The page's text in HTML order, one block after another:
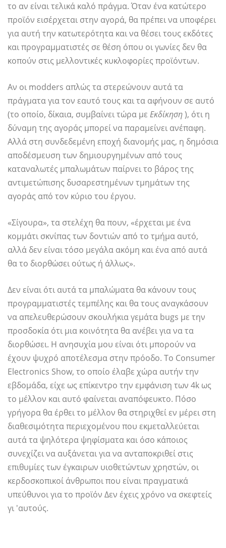
το αν είναι τελικά καλό πράγμα. Όταν ένα κατώτερο
προϊόν εισέρχεται στην αγορά, θα πρέπει να υποφέρει
για αυτή την κατωτερότητα και να θέσει τους εκδότες
και προγραμματιστές σε θέση όπου οι γωνίες δεν θα
κοπούν στις μελλοντικές κυκλοφορίες προϊόντων.
Αν οι modders απλώς τα στερεώνουν αυτά τα
πράγματα για τον εαυτό τους και τα αφήνουν σε αυτό
(το οποίο, δίκαια, συμβαίνει τώρα με Εκδίκηση), ότι η
δύναμη της αγοράς μπορεί να παραμείνει ανέπαφη.
Αλλά στη συνδεδεμένη εποχή διανομής μας, η δημόσια
αποδέσμευση των δημιουργημένων από τους
καταναλωτές μπαλωμάτων παίρνει το βάρος της
αντιμετώπισης δυσαρεστημένων τμημάτων της
αγοράς από τον κύριο του έργου.
«Σίγουρα», τα στελέχη θα πουν, «έρχεται με ένα
κομμάτι σκνίπας των δοντιών από το τμήμα αυτό,
αλλά δεν είναι τόσο μεγάλα ακόμη και ένα από αυτά
θα το διορθώσει ούτως ή άλλως».
Δεν είναι ότι αυτά τα μπαλώματα θα κάνουν τους
προγραμματιστές τεμπέλης και θα τους αναγκάσουν
να απελευθερώσουν σκουλήκια γεμάτα bugs με την
προσδοκία ότι μια κοινότητα θα ανέβει για να τα
διορθώσει. Η ανησυχία μου είναι ότι μπορούν να
έχουν ψυχρό αποτέλεσμα στην πρόοδο. Το Consumer
Electronics Show, το οποίο έλαβε χώρα αυτήν την
εβδομάδα, είχε ως επίκεντρο την εμφάνιση των 4k ως
το μέλλον και αυτό φαίνεται αναπόφευκτο. Πόσο
γρήγορα θα έρθει το μέλλον θα στηριχθεί εν μέρει στη
διαθεσιμότητα περιεχομένου που εκμεταλλεύεται
αυτά τα ψηλότερα ψηφίσματα και όσο κάποιος
συνεχίζει να αυξάνεται για να ανταποκριθεί στις
επιθυμίες των έγκαιρων υιοθετώντων χρηστών, οι
κερδοσκοπικοί άνθρωποι που είναι πραγματικά
υπεύθυνοι για το προϊόν Δεν έχεις χρόνο να σκεφτείς
γι 'αυτούς.